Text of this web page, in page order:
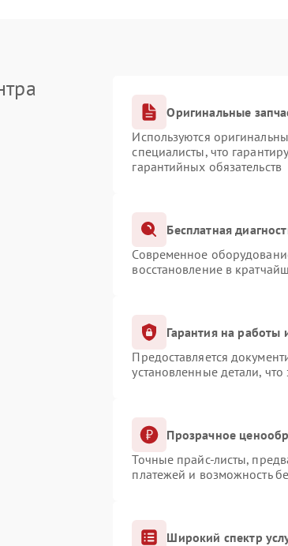
Оригинальные
Используются
специалисты, что
гарантийных обязательств
Бесплатная
Современное
восстановление в
Гарантия на работы
Предоставляется
установленные детали,
Прозрачное
Точные прайс-листы,
платежей и возможность
Широкий спектр